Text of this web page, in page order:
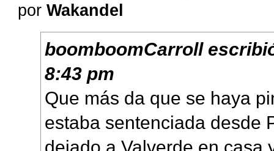
porWakandel
boomboomCarroll
8:43 pm
Que más da que se haya
estaba sentenciada desde
dejado a Valverde en casa